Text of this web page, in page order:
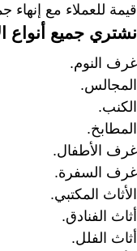
قيمة للعملاء مع إنهاء
نشتري جميع أنواع
غرف النوم.
المجالس.
الكنب.
المطابخ.
غرف الأطفال.
غرف السفرة.
الأثاث المكتبي.
أثاث الفنادق.
أثاث الفلل.